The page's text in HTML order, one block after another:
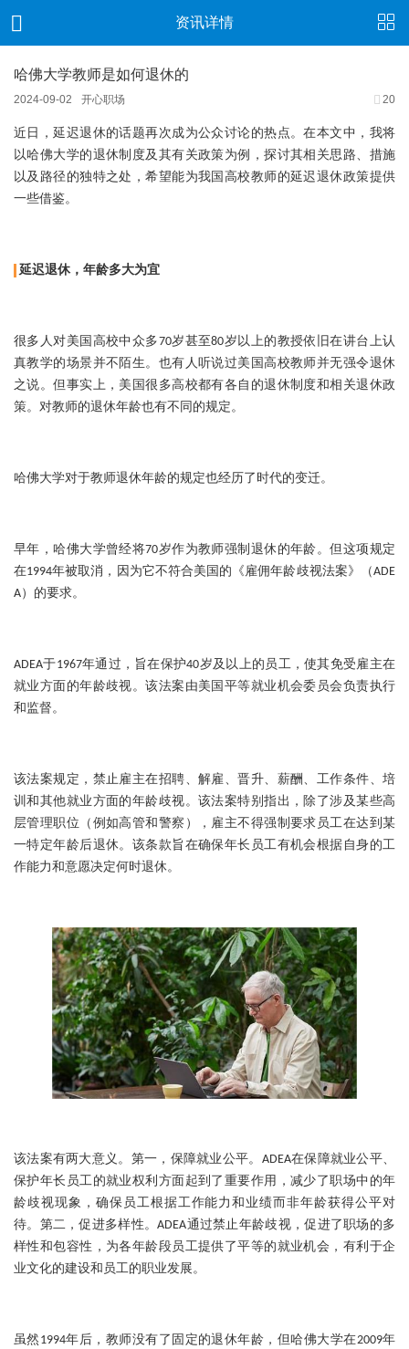
资讯详情
哈佛大学教师是如何退休的
2024-09-02 开心职场 20
近日，延迟退休的话题再次成为公众讨论的热点。在本文中，我将
以哈佛大学的退休制度及其有关政策为例，探讨其相关思路、措施
以及路径的独特之处，希望能为我国高校教师的延迟退休政策提供
一些借鉴。
延迟退休，年龄多大为宜
很多人对美国高校中众多70岁甚至80岁以上的教授依旧在讲台上认
真教学的场景并不陌生。也有人听说过美国高校教师并无强令退休
之说。但事实上，美国很多高校都有各自的退休制度和相关退休政
策。对教师的退休年龄也有不同的规定。
哈佛大学对于教师退休年龄的规定也经历了时代的变迁。
早年，哈佛大学曾经将70岁作为教师强制退休的年龄。但这项规定
在1994年被取消，因为它不符合美国的《雇佣年龄歧视法案》（ADE
A）的要求。
ADEA于1967年通过，旨在保护40岁及以上的员工，使其免受雇主在
就业方面的年龄歧视。该法案由美国平等就业机会委员会负责执行
和监督。
该法案规定，禁止雇主在招聘、解雇、晋升、薪酬、工作条件、培
训和其他就业方面的年龄歧视。该法案特别指出，除了涉及某些高
层管理职位（例如高管和警察），雇主不得强制要求员工在达到某
一特定年龄后退休。该条款旨在确保年长员工有机会根据自身的工
作能力和意愿决定何时退休。
该法案有两大意义。第一，保障就业公平。ADEA在保障就业公平、
保护年长员工的就业权利方面起到了重要作用，减少了职场中的年
龄歧视现象，确保员工根据工作能力和业绩而非年龄获得公平对
待。第二，促进多样性。ADEA通过禁止年龄歧视，促进了职场的多
样性和包容性，为各年龄段员工提供了平等的就业机会，有利于企
业文化的建设和员工的职业发展。
虽然1994年后，教师没有了固定的退休年龄，但哈佛大学在2009年